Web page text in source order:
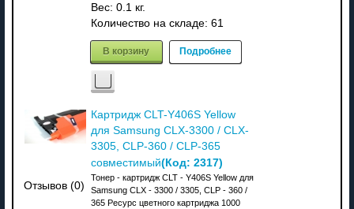
Вес: 0.1 кг.
Количество на складе: 61
В корзину Подробнее
Отзывов (0)
Картридж CLT-Y406S Yellow
для Samsung CLX-3300 / CLX-
3305, CLP-360 / CLP-365
совместимый(Код: 2317)
Тонер - картридж CLT - Y406S Yellow для
Samsung CLX - 3300 / 3305, CLP - 360 /
365 Ресурс цветного картриджа 1000